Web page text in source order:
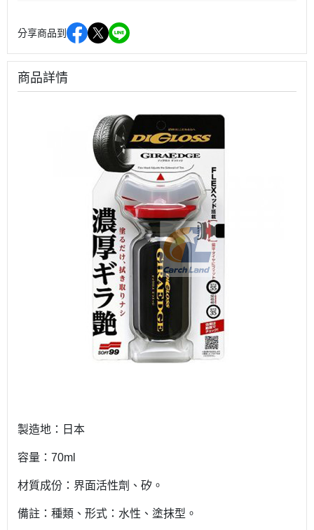
分享商品到
商品詳情
製造地：日本
容量：70ml
材質成份：界面活性劑、矽。
備註：種類、形式：水性、塗抹型。